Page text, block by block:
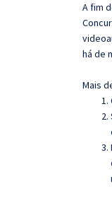
A fim
há de
Mais